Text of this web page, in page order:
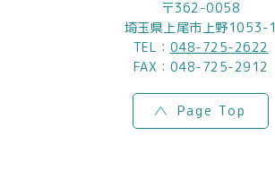
〒362-0058
埼玉県上尾市上野1053-1
TEL： 048-725-2622
FAX：048-725-2912
Page Top